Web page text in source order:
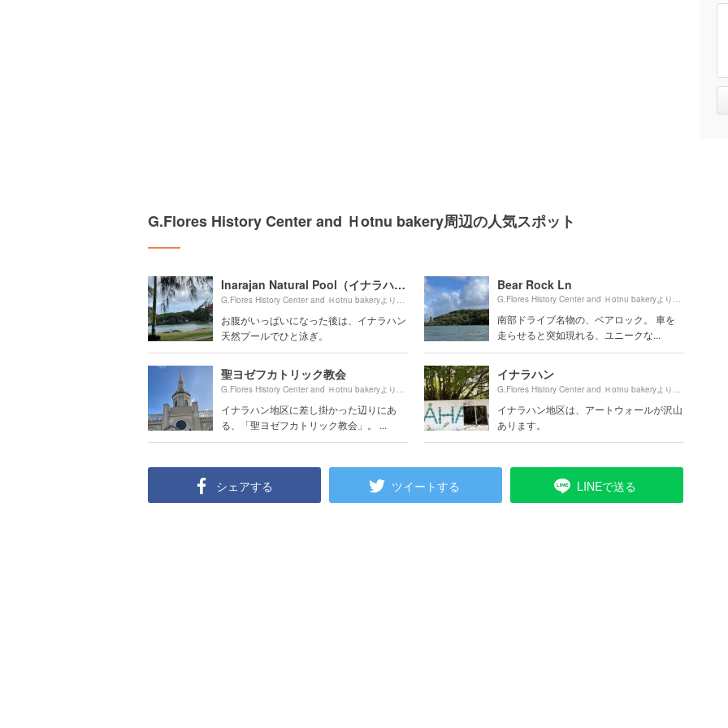
G.Flores History Center and Ｈotnu bakery周辺の人気スポット
Inarajan Natural Pool（イナラハン天然プール）
G.Flores History Center and Ｈotnu bakeryより約 460m （徒歩8分）
お腹がいっぱいになった後は、イナラハン
天然プールでひと泳ぎ。
Bear Rock Ln
G.Flores History Center and Ｈotnu bakeryより約
南部ドライブ名物の、ベアロック。 車を
走らせると突如現れる、ユニークな...
聖ヨゼフカトリック教会
G.Flores History Center and Ｈotnu bakeryより約 230m（徒歩4分）
イナラハン地区に差し掛かった辺りにあ
る、「聖ヨゼフカトリック教会」。 ...
イナラハン
G.Flores History Center and Ｈotnu bakeryより約
イナラハン地区は、アートウォールが沢山
あります。
シェアする ツイートする LINEで送る